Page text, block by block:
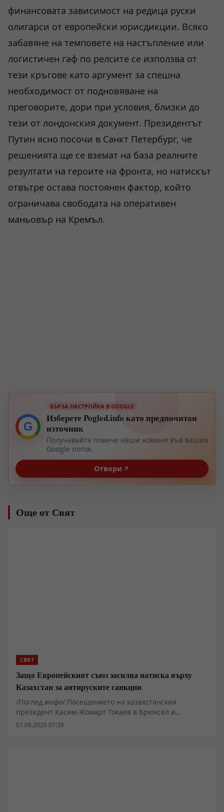
финансовата зависимост на редица руски
олигарси от европейски юрисдикции. Всяко
забавяне на темповете на настъпление или
логистичен гаф по релсите се използва от
тези кръгове като аргумент за спешна
необходимост от подновяване на
преговорите, дори при условия, близки до
тези от лондонския документ. Президентът
Путин ясно посочи в Санкт Петербург, че
решенията ще се вземат на база реалните
резултати на героите на фронта, но натискът
отвътре остава постоянен фактор, който
ограничава свободата на оперативен
маньовър на Кремъл.
G
БЪРЗА НАСТРОЙКА В GOOGLE
Изберете Pogled.info като предпочитан
източник
Получавайте повече наши новини във вашия
Google поток.
Отвори
Още от Свят
СВЯТ
Защо Европейският съюз засилва натиска върху
Казахстан за антируските санкции
/Поглед.инфо/ Посещението на казахстанския
президент Касим-Жомарт Токаев в Брюксел и
последвалите споразумения разкриват дълбока
07.08.2026 07:38